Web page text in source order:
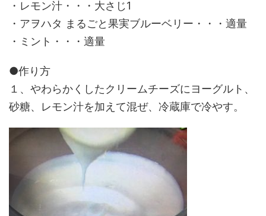
・レモン汁・・・大さじ1
・アヲハタ まるごと果実ブルーベリー・・・適量
・ミント・・・適量
●作り方
１、やわらかくしたクリームチーズにヨーグルト、
砂糖、レモン汁を加えて混ぜ、冷蔵庫で冷やす。